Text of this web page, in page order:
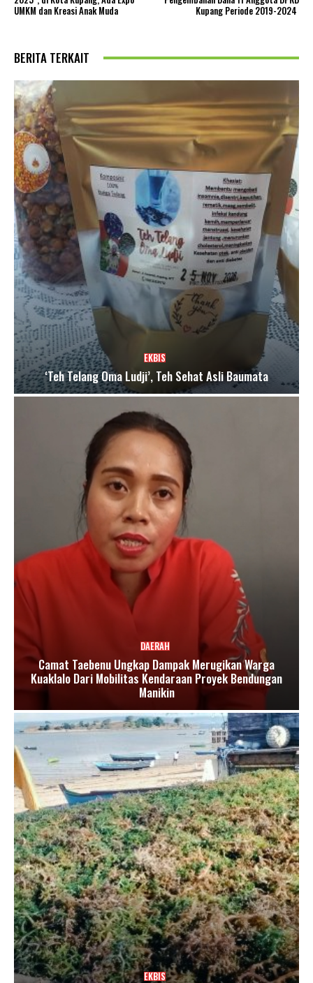
UMKM dan Kreasi Anak Muda
Kupang Periode 2019-2024
BERITA TERKAIT
EKBIS
‘Teh Telang Oma Ludji’, Teh Sehat Asli Baumata
DAERAH
Camat Taebenu Ungkap Dampak Merugikan Warga
Kuaklalo Dari Mobilitas Kendaraan Proyek Bendungan
Manikin
EKBIS